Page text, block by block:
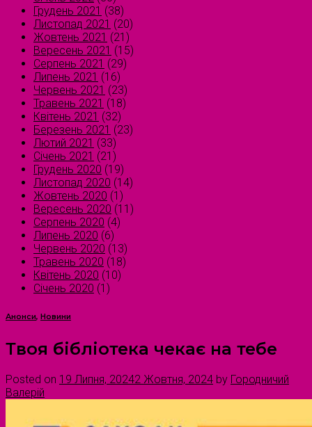
Грудень 2021 (38)
Листопад 2021 (20)
Жовтень 2021 (21)
Вересень 2021 (15)
Серпень 2021 (29)
Липень 2021 (16)
Червень 2021 (23)
Травень 2021 (18)
Квітень 2021 (32)
Березень 2021 (23)
Лютий 2021 (33)
Січень 2021 (21)
Грудень 2020 (19)
Листопад 2020 (14)
Жовтень 2020 (1)
Вересень 2020 (11)
Серпень 2020 (4)
Липень 2020 (6)
Червень 2020 (13)
Травень 2020 (18)
Квітень 2020 (10)
Січень 2020 (1)
Анонси, Новини
Твоя бібліотека чекає на тебе
Posted on 19 Липня, 20242 Жовтня, 2024 by Городничий
Валерій